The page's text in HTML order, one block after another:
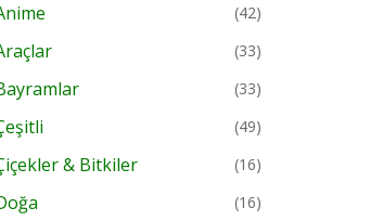
(42)
(33)
(33)
(49)
& Bitkiler (16)
(16)